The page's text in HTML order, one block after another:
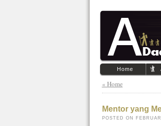
Home
« Home
Mentor yang
POSTED ON